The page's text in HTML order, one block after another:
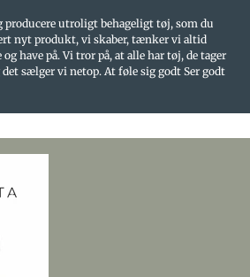
producere utroligt behageligt tøj, som du
nyt produkt, vi skaber, tænker vi altid
have på. Vi tror på, at alle har tøj, de tager
det sælger vi netop. At føle sig godt Ser godt